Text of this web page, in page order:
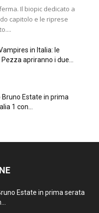
Il biopic dedicato a
capitolo e le riprese
in Italia: le
apriranno i due...
Bruno Estate in prima
1 con...
Estate in prima serata